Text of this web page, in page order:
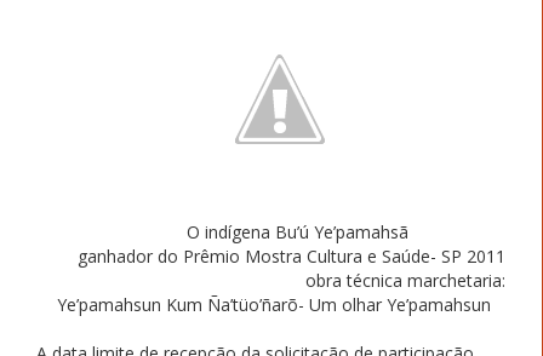
O indígena Bu’ú Ye’pamahsã
ganhador do Prêmio Mostra Cultura e Saúde- SP 2011
obra técnica marchetaria:
Ye’pamahsun Kum Ña’tüo’ñarõ- Um olhar Ye’pamahsun